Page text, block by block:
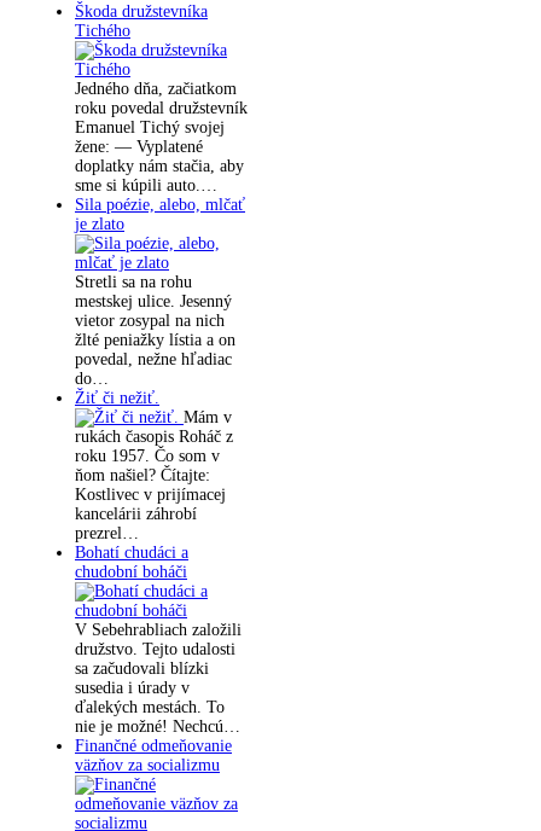
Škoda družstevníka
Tichého
Jedného dňa, začiatkom
roku povedal družstevník
Emanuel Tichý svojej
žene: — Vyplatené
doplatky nám stačia, aby
sme si kúpili auto.…
Sila poézie, alebo, mlčať
je zlato
Stretli sa na rohu
mestskej ulice. Jesenný
vietor zosypal na nich
žlté peniažky lístia a on
povedal, nežne hľadiac
do…
Žiť či nežiť.
Mám v
rukách časopis Roháč z
roku 1957. Čo som v
ňom našiel? Čítajte:
Kostlivec v prijímacej
kancelárii záhrobí
prezrel…
Bohatí chudáci a
chudobní boháči
V Sebehrabliach založili
družstvo. Tejto udalosti
sa začudovali blízki
susedia i úrady v
ďalekých mestách. To
nie je možné! Nechcú…
Finančné odmeňovanie
väzňov za socializmu